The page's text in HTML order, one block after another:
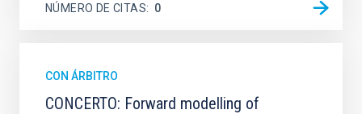
NÚMERO DE CITAS 0
CON ÁRBITRO
CONCERTO: Forward modelling of